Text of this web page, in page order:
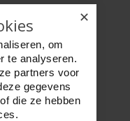
✕
om
te analyseren.
partners voor
gegevens
die ze hebben